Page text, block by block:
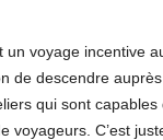
un voyage incentive
de descendre
qui sont capables
voyageurs. C’est